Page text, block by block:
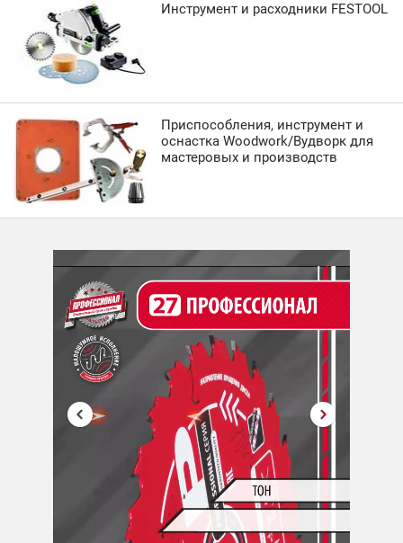
Инструмент и расходники FESTOOL
Приспособления, инструмент и
оснастка Woodwork/Вудворк для
мастеровых и производств